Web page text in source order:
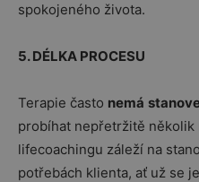
spokojeného života.
5. DÉLKA PROCESU
Terapie často nemá
probíhat nepřetržitě několik
lifecoachingu záleží na
potřebách klienta, ať už se